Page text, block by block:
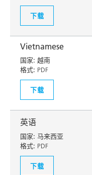
下载
Vietnamese
国家: 越南
格式: PDF
下载
英语
国家: 马来西亚
格式: PDF
下载